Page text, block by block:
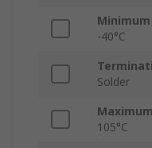
-40°C
Solder
105°C